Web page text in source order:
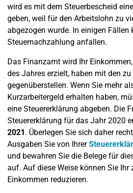
wird es mit dem Steuerbescheid
geben, weil für den Arbeitslohn zu
abgezogen wurde. In einigen Fällen
Steuernachzahlung anfallen.
Das Finanzamt wird Ihr
des Jahres erzielt, haben mit den
gegenüberstellen. Wenn Sie mehr
Kurzarbeitergeld erhalten haben,
eine Steuererklärung abgeben. Die
Steuererklärung für das Jahr 2020
2021. Überlegen Sie sich daher
Ausgaben Sie von Ihrer
und bewahren Sie die Belege für
auf. Auf diese Weise können Sie Ihr
Einkommen reduzieren.